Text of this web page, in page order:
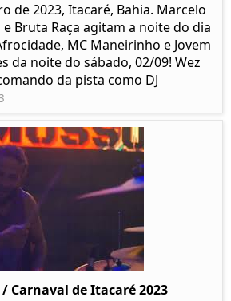
de 2023, Itacaré, Bahia. Marcelo
e Bruta Raça agitam a noite do dia
MC Maneirinho e Jovem
da noite do sábado, 02/09! Wez
da pista como DJ
Carnaval de Itacaré 2023